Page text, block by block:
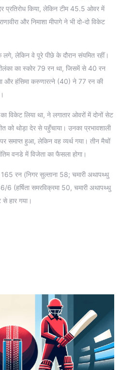
प्रतिरोध किया, लेकिन टीम 45.5 ओवर में
और निमाशा मीपागे ने भी दो-दो विकेट
लेकिन वे पूरे पीछे के दौरान संयमित रहीं।
का स्कोर 79 रन था, जिसमें से 40 रन
और हंसिमा करुणारत्ने (40) ने 77 रन की
विकेट लिया था, ने लगातार ओवरों में दोनों सेट
को थोड़ा देर से पहुँचाया। उनका प्रभावशाली
हुआ, लेकिन वह व्यर्थ गया। तीन मैचों
वनडे में विजेता का फैसला होगा।
रन (निगर सुल्ताना 58; चमारी अथापथ्थु
समरविक्रमा 50, चमारी अथापथ्थु
हार गया।